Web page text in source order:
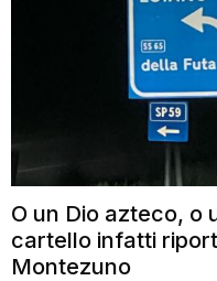
O un Dio azteco, o
cartello infatti
Montezuno